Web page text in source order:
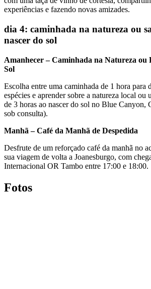
experiências e fazendo novas amizades.
dia 4: caminhada na natureza ou
nascer do sol
Amanhecer – Caminhada na Natureza ou
Sol
Escolha entre uma caminhada de 1 hora para
espécies e aprender sobre a natureza local ou
de 3 horas ao nascer do sol no Blue Canyon,
sob consulta).
Manhã – Café da Manhã de Despedida
Desfrute de um reforçado café da manhã no
sua viagem de volta a Joanesburgo, com
Internacional OR Tambo entre 17:00 e 18:00.
Fotos